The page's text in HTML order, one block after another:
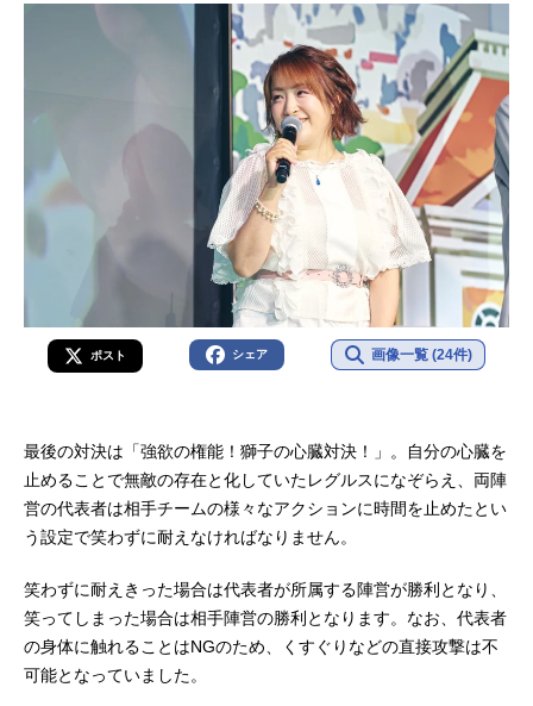
ポスト シェア 画像一覧 (24件)
最後の対決は「強欲の権能！獅子の心臓対決！」。自分の心臓を
止めることで無敵の存在と化していたレグルスになぞらえ、両陣
営の代表者は相手チームの様々なアクションに時間を止めたとい
う設定で笑わずに耐えなければなりません。
笑わずに耐えきった場合は代表者が所属する陣営が勝利となり、
笑ってしまった場合は相手陣営の勝利となります。なお、代表者
の身体に触れることはNGのため、くすぐりなどの直接攻撃は不
可能となっていました。